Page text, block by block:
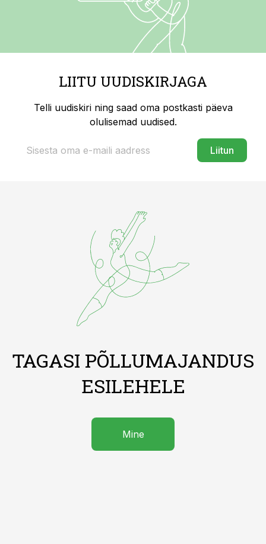
LIITU UUDISKIRJAGA
Telli uudiskiri ning saad oma postkasti päeva
olulisemad uudised.
Liitun
TAGASI PÕLLUMAJANDUS
ESILEHELE
Mine